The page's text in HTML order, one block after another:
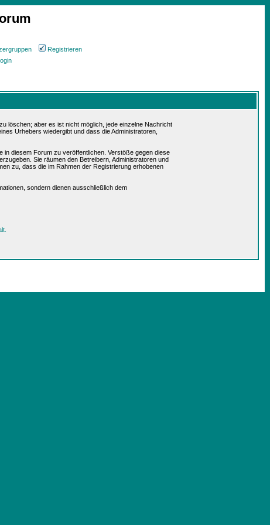
Registrieren
löschen; aber es ist nicht möglich, jede einzelne Nachricht
Urhebers wiedergibt und dass die Administratoren,
diesem Forum zu veröffentlichen. Verstöße gegen diese
Sie räumen den Betreibern, Administratoren und
zu, dass die im Rahmen der Registrierung erhobenen
sondern dienen ausschließlich dem